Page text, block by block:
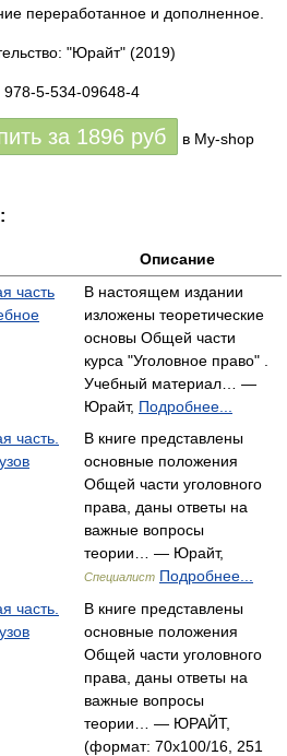
переработанное и дополненное.
"Юрайт" (2019)
978-5-534-09648-4
за 1896 руб в My-shop
Описание
часть
В настоящем издании
изложены теоретические
основы Общей части
курса "Уголовное право" .
Учебный материал… —
Юрайт, Подробнее...
часть.
В книге представлены
основные положения
Общей части уголовного
права, даны ответы на
важные вопросы
теории… — Юрайт,
Специалист Подробнее...
часть.
В книге представлены
основные положения
Общей части уголовного
права, даны ответы на
важные вопросы
теории… — ЮРАЙТ,
(формат: 70x100/16, 251